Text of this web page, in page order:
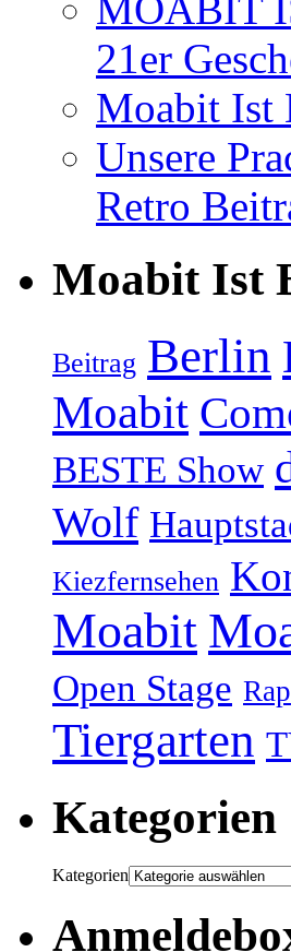
21er
Moabit Ist
Unsere
Retro
Moabit Ist
Beitrag Berlin
Moabit
BESTE Show
Wolf
Kiezfernsehen
Moabit
Open Stage Rap
Tiergarten
Kategorien
Kategorien